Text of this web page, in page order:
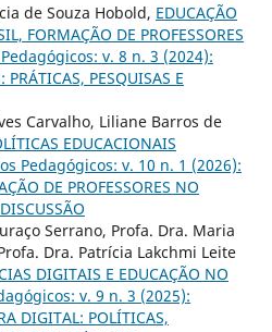
de Souza Hobold, EDUCAÇÃO
FORMAÇÃO DE PROFESSORES
v. 8 n. 3 (2024):
PRÁTICAS, PESQUISAS E
Carvalho, Liliane Barros de
EDUCACIONAIS
Pedagógicos: v. 10 n. 1 (2026):
DE PROFESSORES NO
Serrano, Profa. Dra. Maria
Dra. Patrícia Lakchmi Leite
DIGITAIS E EDUCAÇÃO NO
v. 9 n. 3 (2025):
DIGITAL: POLÍTICAS,